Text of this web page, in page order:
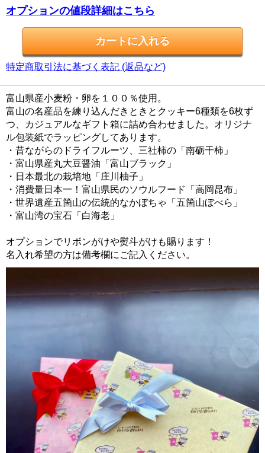
オプションの値段詳細はこちら
特定商取引法に基づく表記 (返品など)
富山県産小麦粉・卵を１００％使用。
富山の名産品を練り込んだきときとクッキー6種類を6枚ず
つ、カジュアルなギフト箱に詰め合わせました。オリジナ
ル包装紙でラッピングしてあります。
・昔ながらのドライフルーツ、三社柿の「南砺干柿」
・富山県産丸大豆醤油「富山ブラック」
・日本最北の栽培地「庄川柚子」
・消費量日本一！富山県民のソウルフード「高岡昆布」
・世界遺産五箇山の伝統的なかぼちゃ「五箇山ぼべら」
・富山湾の宝石「白海老」
オプションでリボンがけや熨斗がけも賜ります！
名入れ希望の方は備考欄にご記入ください。